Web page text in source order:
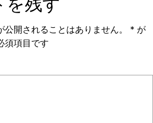
公開されることはありません。 * が
須項目です